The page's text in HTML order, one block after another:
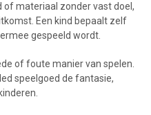
of materiaal zonder vast doel,
Een kind bepaalt zelf
gespeeld wordt.
of foute manier van spelen.
speelgoed de fantasie,